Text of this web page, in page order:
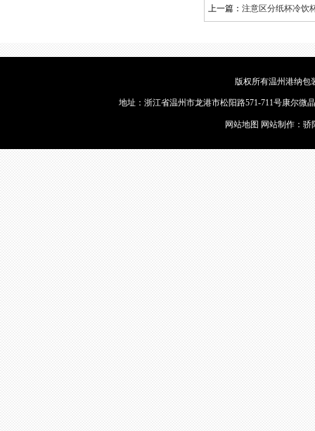
上一篇： 注意区分纸杯冷饮
版权所有温州港纳包
地址：浙江省温州市龙港市松阳路571-711号康尔微
网站地图 网站制作： 骄